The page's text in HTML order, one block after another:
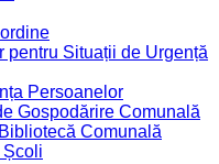
pentru Situații de Urgență
Persoanelor
Gospodărire Comunală
Comunală
Școli